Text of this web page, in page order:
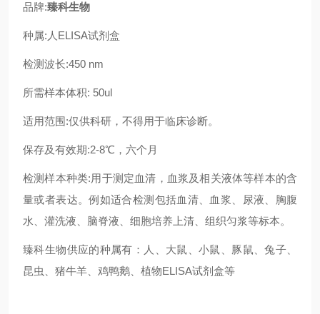
品牌:臻科生物
种属:人ELISA试剂盒
检测波长:450 nm
所需样本体积: 50ul
适用范围:仅供科研，不得用于临床诊断。
保存及有效期:2-8℃，六个月
检测样本种类:用于测定血清，血浆及相关液体等样本的含
量或者表达。例如适合检测包括血清、血浆、尿液、胸腹
水、灌洗液、脑脊液、细胞培养上清、组织匀浆等标本。
臻科生物供应的种属有：人、大鼠、小鼠、豚鼠、兔子、
昆虫、猪牛羊、鸡鸭鹅、植物ELISA试剂盒等